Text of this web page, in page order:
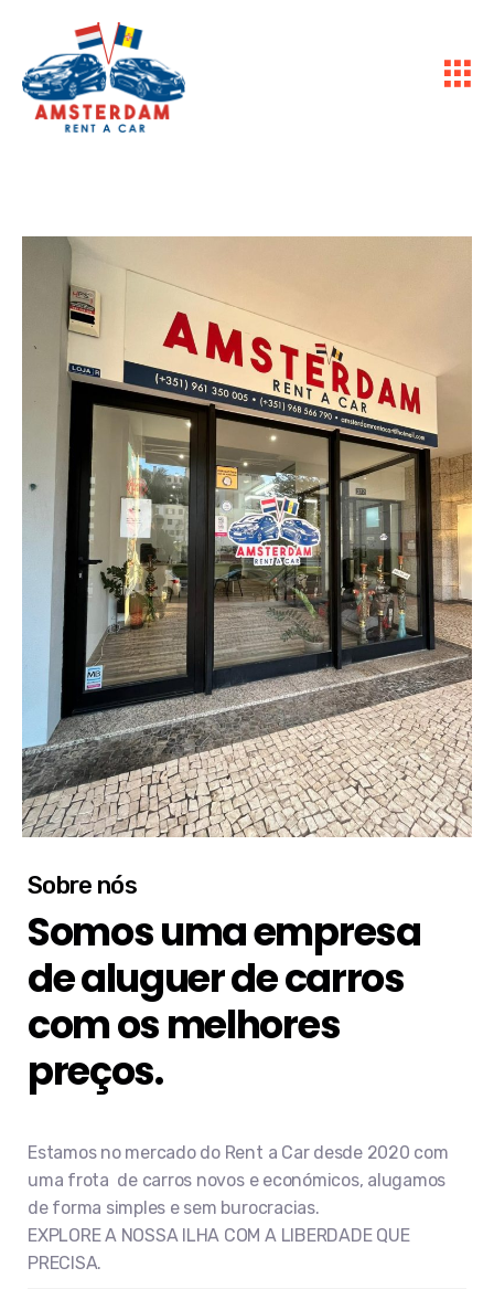
Sobre nós
Somos uma empresa
de aluguer de carros
com os melhores
preços.
Estamos no mercado do Rent a Car desde 2020 com
uma frota de carros novos e económicos, alugamos
de forma simples e sem burocracias.
EXPLORE A NOSSA ILHA COM A LIBERDADE QUE
PRECISA.